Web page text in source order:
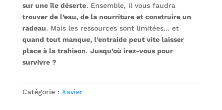
sur une île déserte. Ensemble, il vous faudra
trouver de l’eau, de la nourriture et construire un
radeau. Mais les ressources sont limitées… et
quand tout manque, l’entraide peut vite laisser
place à la trahison. Jusqu’où irez-vous pour
survivre ?
Catégorie : Xavier